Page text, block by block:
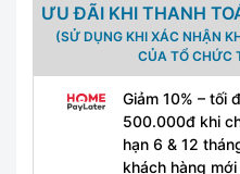
ƯU ĐÃI KHI THANH
(SỬ DỤNG KHI XÁC NHẬN
CỦA TỔ CHỨC
Giảm 10% – tối
500.000đ khi
hạn 6 & 12
khách hàng mới